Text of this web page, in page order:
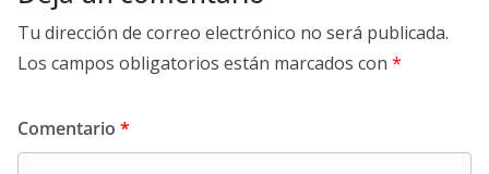
Tu dirección de correo electrónico no será publicada.
Los campos obligatorios están marcados con *
Comentario *